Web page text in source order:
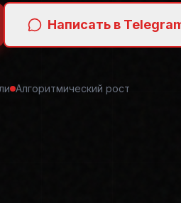
Написать в
Алгоритмический рост